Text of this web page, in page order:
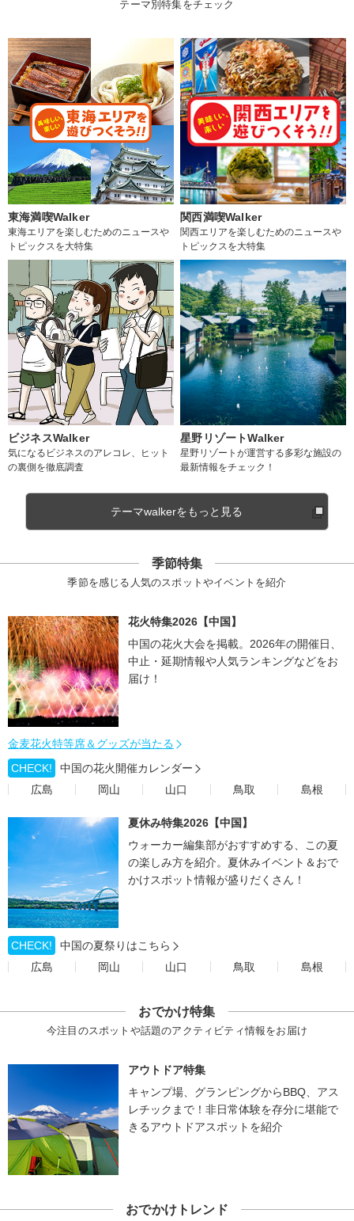
テーマ別特集をチェック
東海満喫Walker
東海エリアを楽しむためのニュースや
トピックスを大特集
関西満喫Walker
関西エリアを楽しむためのニュースや
トピックスを大特集
ビジネスWalker
気になるビジネスのアレコレ、ヒット
の裏側を徹底調査
星野リゾートWalker
星野リゾートが運営する多彩な施設の
最新情報をチェック！
テーマwalkerをもっと見る
季節特集
季節を感じる人気のスポットやイベントを紹介
花火特集2026【中国】
中国の花火大会を掲載。2026年の開催日、
中止・延期情報や人気ランキングなどをお
届け！
金麦花火特等席＆グッズが当たる
CHECK!
中国の花火開催カレンダー
広島
岡山 山口 鳥取 島根
夏休み特集2026【中国】
ウォーカー編集部がおすすめする、この夏
の楽しみ方を紹介。夏休みイベント＆おで
かけスポット情報が盛りだくさん！
CHECK!
中国の夏祭りはこちら
広島
岡山 山口 鳥取 島根
おでかけ特集
今注目のスポットや話題のアクティビティ情報をお届け
アウトドア特集
キャンプ場、グランピングからBBQ、アス
レチックまで！非日常体験を存分に堪能で
きるアウトドアスポットを紹介
おでかけトレンド